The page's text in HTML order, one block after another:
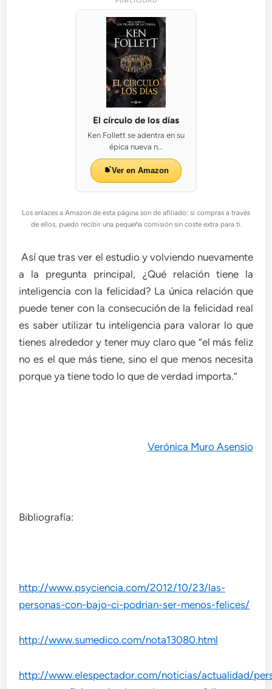
El círculo de los días
Ken Follett se adentra en su
épica nueva n...
Ver en Amazon
Los enlaces a Amazon de esta página son de afiliado: si compras a través
de ellos, puedo recibir una pequeña comisión sin coste extra para ti.
Así que tras ver el estudio y volviendo nuevamente
a la pregunta principal, ¿Qué relación tiene la
inteligencia con la felicidad? La única relación que
puede tener con la consecución de la felicidad real
es saber utilizar tu inteligencia para valorar lo que
tienes alrededor y tener muy claro que “el más feliz
no es el que más tiene, sino el que menos necesita
porque ya tiene todo lo que de verdad importa.”
Verónica Muro Asensio
Bibliografía:
http://www.psyciencia.com/2012/10/23/las-
personas-con-bajo-ci-podrian-ser-menos-felices/
http://www.sumedico.com/nota13080.html
http://www.elespectador.com/noticias/actualidad/